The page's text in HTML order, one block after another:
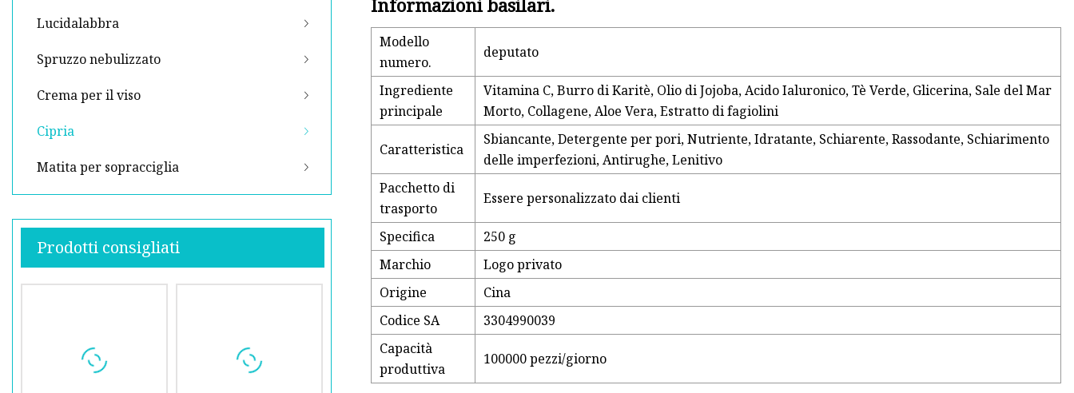
Lucidalabbra
Spruzzo nebulizzato
Crema per il viso
Cipria
Matita per sopracciglia
Prodotti consigliati
Informazioni basilari.
Modello
numero.
deputato
Ingrediente
principale
Vitamina C, Burro di Karitè, Olio di Jojoba, Acido Ialuronico, Tè Verde, Glicerina, Sale del Mar
Morto, Collagene, Aloe Vera, Estratto di fagiolini
Caratteristica
Sbiancante, Detergente per pori, Nutriente, Idratante, Schiarente, Rassodante, Schiarimento
delle imperfezioni, Antirughe, Lenitivo
Pacchetto di
trasporto
Essere personalizzato dai clienti
Specifica
250 g
Marchio
Logo privato
Origine
Cina
Codice SA
3304990039
Capacità
produttiva
100000 pezzi/giorno